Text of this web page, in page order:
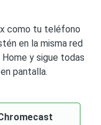
como tu teléfono
en la misma red
Home y sigue todas
pantalla.